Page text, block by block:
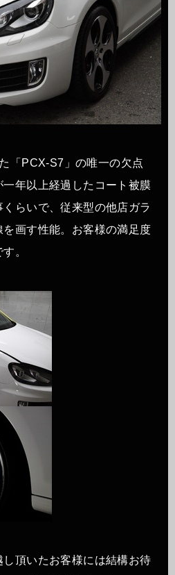
「PCX-S7」の唯一の欠点
年以上経過したコート被膜
らいで、従来型の他店ガラ
画す性能。お客様の満足度
。
頂いたお客様には結構お待